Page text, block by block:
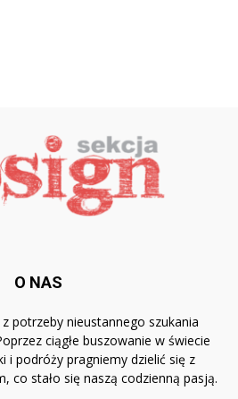
O NAS
potrzeby nieustannego szukania
ciągłe buszowanie w świecie
i podróży pragniemy dzielić się z
co stało się naszą codzienną pasją.